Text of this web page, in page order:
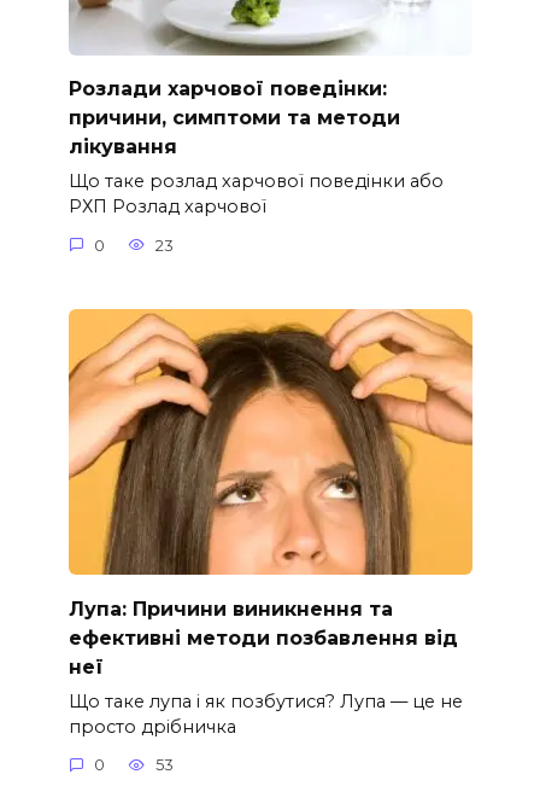
Розлади харчової поведінки:
причини, симптоми та методи
лікування
Що таке розлад харчової поведінки або
РХП Розлад харчової
0 23
Лупа: Причини виникнення та
ефективні методи позбавлення від
неї
Що таке лупа і як позбутися? Лупа — це не
просто дрібничка
0 53